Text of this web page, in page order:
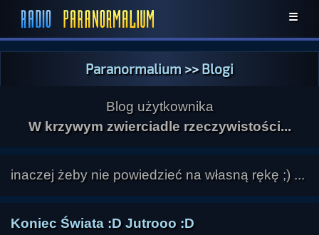
☰
Paranormalium>>Blogi
Blog użytkownika
W krzywym zwierciadle rzeczywistości...
inaczej żeby nie powiedzieć na własną rękę ;) ...
Koniec Świata :D Jutrooo :D